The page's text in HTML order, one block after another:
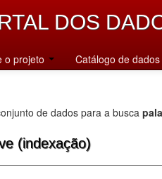
DOS
o projeto Catálogo de dados
de dados para a busca
(indexação)